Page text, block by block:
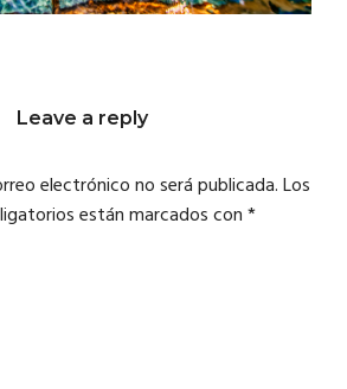
Leave a reply
electrónico no será publicada.Los
están marcados con*